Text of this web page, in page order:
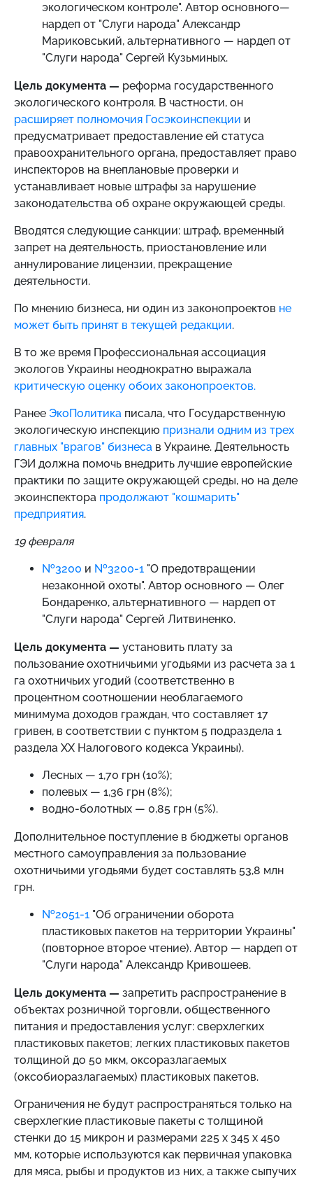
экологическом контроле". Автор основного—
нардеп от "Слуги народа" Александр
Мариковський, альтернативного — нардеп от
"Слуги народа" Сергей Кузьминых.
Цель документа — реформа государственного
экологического контроля. В частности, он
расширяет полномочия Госэкоинспекции и
предусматривает предоставление ей статуса
правоохранительного органа, предоставляет право
инспекторов на внеплановые проверки и
устанавливает новые штрафы за нарушение
законодательства об охране окружающей среды.
Вводятся следующие санкции: штраф, временный
запрет на деятельность, приостановление или
аннулирование лицензии, прекращение
деятельности.
По мнению бизнеса, ни один из законопроектов не
может быть принят в текущей редакции.
В то же время Профессиональная ассоциация
экологов Украины неоднократно выражала
критическую оценку обоих законопроектов.
Ранее ЭкоПолитика писала, что Государственную
экологическую инспекцию признали одним из трех
главных "врагов" бизнеса в Украине. Деятельность
ГЭИ должна помочь внедрить лучшие европейские
практики по защите окружающей среды, но на деле
экоинспектора продолжают "кошмарить"
предприятия.
19 февраля
№3200 и №3200-1 "О предотвращении
незаконной охоты". Автор основного — Олег
Бондаренко, альтернативного — нардеп от
"Слуги народа" Сергей Литвиненко.
Цель документа — установить плату за
пользование охотничьими угодьями из расчета за 1
га охотничьих угодий (соответственно в
процентном соотношении необлагаемого
минимума доходов граждан, что составляет 17
гривен, в соответствии с пунктом 5 подраздела 1
раздела XX Налогового кодекса Украины).
Лесных — 1,70 грн (10%);
полевых — 1,36 грн (8%);
водно-болотных — 0,85 грн (5%).
Дополнительное поступление в бюджеты органов
местного самоуправления за пользование
охотничьими угодьями будет составлять 53,8 млн
грн.
№2051-1 "Об ограничении оборота
пластиковых пакетов на территории Украины"
(повторное второе чтение). Автор — нардеп от
"Слуги народа" Александр Кривошеев.
Цель документа — запретить распространение в
объектах розничной торговли, общественного
питания и предоставления услуг: сверхлегких
пластиковых пакетов; легких пластиковых пакетов
толщиной до 50 мкм, оксоразлагаемых
(оксобиоразлагаемых) пластиковых пакетов.
Ограничения не будут распространяться только на
сверхлегкие пластиковые пакеты с толщиной
стенки до 15 микрон и размерами 225 х 345 х 450 ​​
мм, которые используются как первичная упаковка
для мяса, рыбы и продуктов из них, а также сыпучих